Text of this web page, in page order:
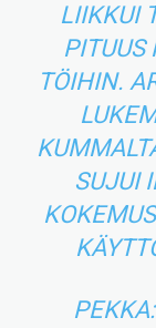
LIIKKUI
PITUUS
TÖIHIN.
SUJUI